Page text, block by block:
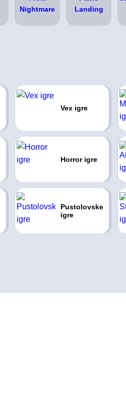
Vex igre
Horror igre
Pustolovske
igre